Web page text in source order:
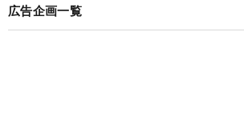
広告企画一覧